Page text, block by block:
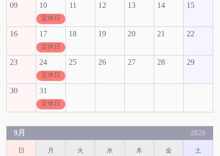
09 10
定休日
11 12 13 14 15
16 17
定休日
18 19 20 21 22
23 24
定休日
25 26 27 28 29
30 31
定休日
9月 2026
日 月 火 水 木 金 土